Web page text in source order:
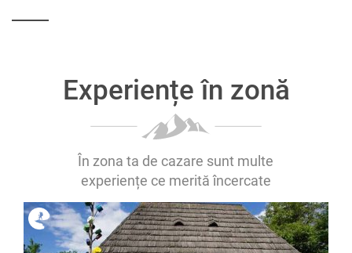
Experiențe în zonă
În zona ta de cazare sunt multe
experiențe ce merită încercate